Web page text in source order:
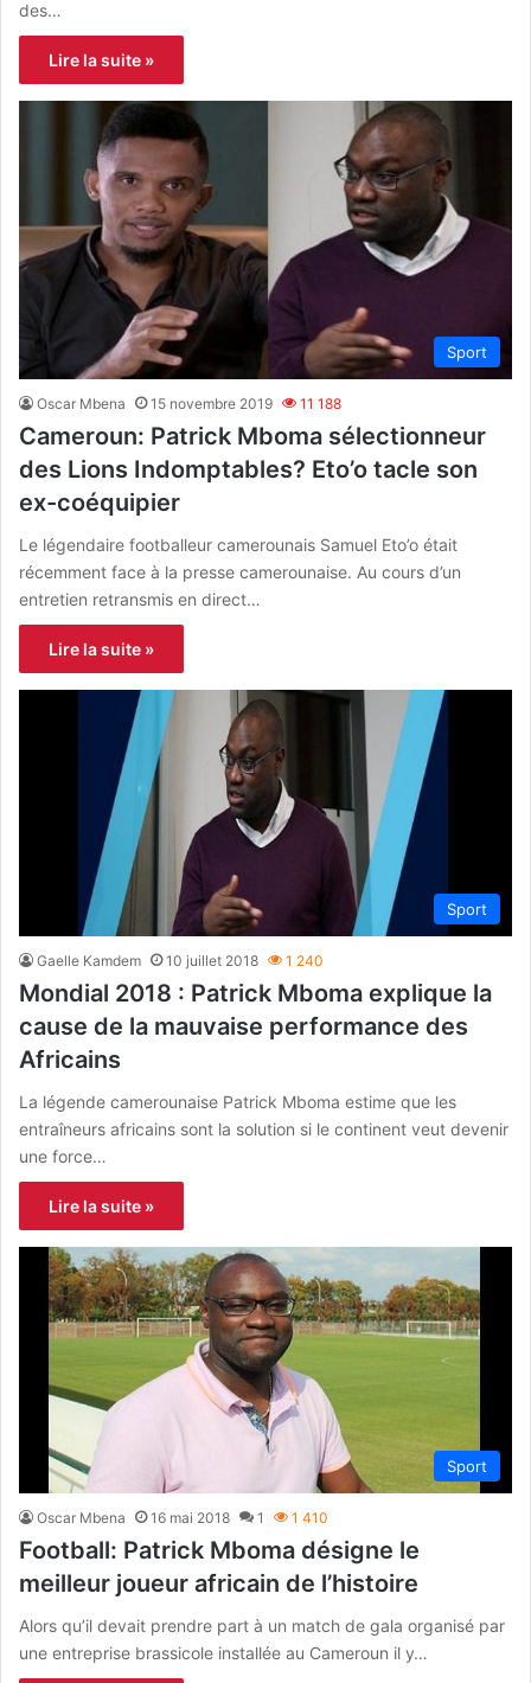
des…
Lire la suite »
Sport
Oscar Mbena 15 novembre 2019 11 188
Cameroun: Patrick Mboma sélectionneur
des Lions Indomptables? Eto’o tacle son
ex-coéquipier
Le légendaire footballeur camerounais Samuel Eto’o était
récemment face à la presse camerounaise. Au cours d’un
entretien retransmis en direct…
Lire la suite »
Sport
Gaelle Kamdem 10 juillet 2018 1 240
Mondial 2018 : Patrick Mboma explique la
cause de la mauvaise performance des
Africains
La légende camerounaise Patrick Mboma estime que les
entraîneurs africains sont la solution si le continent veut devenir
une force…
Lire la suite »
Sport
Oscar Mbena 16 mai 2018 1 1 410
Football: Patrick Mboma désigne le
meilleur joueur africain de l’histoire
Alors qu’il devait prendre part à un match de gala organisé par
une entreprise brassicole installée au Cameroun il y…